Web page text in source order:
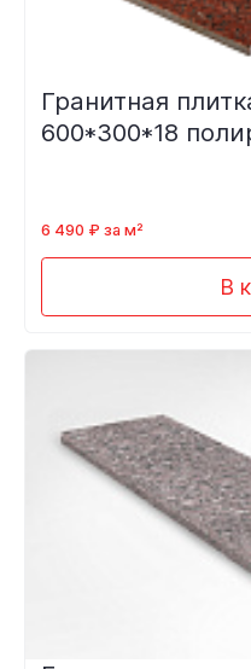
Гранитная
600*300*18
6 490 ₽ за м²
В